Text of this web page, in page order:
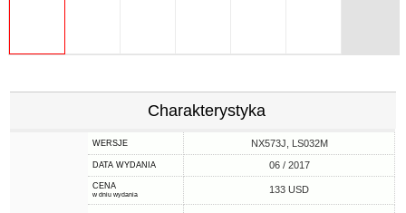
Charakterystyka
WERSJE NX573J, LS032M
DATA WYDANIA 06 / 2017
CENA
w dniu wydania 133 USD